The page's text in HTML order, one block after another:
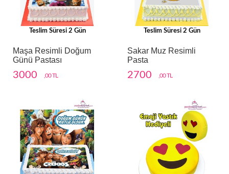
Teslim Süresi 2 Gün
Maşa Resimli Doğum
Günü Pastası
3000 ,00 TL
Teslim Süresi 2 Gün
Sakar Muz Resimli
Pasta
2700 ,00 TL